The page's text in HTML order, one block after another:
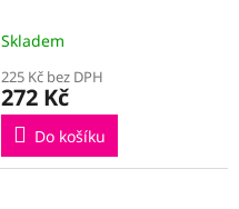
Skladem
225 Kč bez DPH
272 Kč
Do košíku